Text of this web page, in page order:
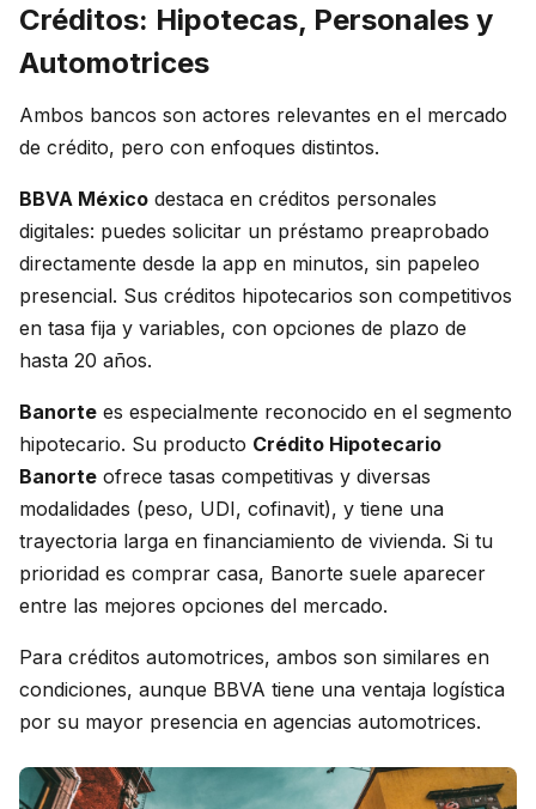
Créditos: Hipotecas, Personales y
Automotrices
Ambos bancos son actores relevantes en el mercado
de crédito, pero con enfoques distintos.
BBVA México destaca en créditos personales
digitales: puedes solicitar un préstamo preaprobado
directamente desde la app en minutos, sin papeleo
presencial. Sus créditos hipotecarios son competitivos
en tasa fija y variables, con opciones de plazo de
hasta 20 años.
Banorte es especialmente reconocido en el segmento
hipotecario. Su producto Crédito Hipotecario
Banorte ofrece tasas competitivas y diversas
modalidades (peso, UDI, cofinavit), y tiene una
trayectoria larga en financiamiento de vivienda. Si tu
prioridad es comprar casa, Banorte suele aparecer
entre las mejores opciones del mercado.
Para créditos automotrices, ambos son similares en
condiciones, aunque BBVA tiene una ventaja logística
por su mayor presencia en agencias automotrices.